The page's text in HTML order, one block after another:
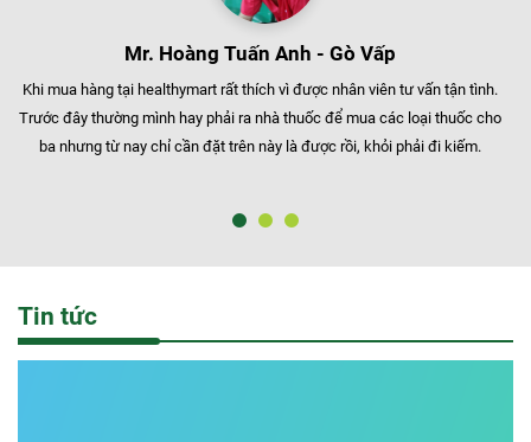
Mr. Hoàng Tuấn Anh - Gò Vấp
Khi mua hàng tại healthymart rất thích vì được nhân viên tư vấn tận tình.
Trước đây thường mình hay phải ra nhà thuốc để mua các loại thuốc cho
ba nhưng từ nay chỉ cần đặt trên này là được rồi, khỏi phải đi kiếm.
Tin tức